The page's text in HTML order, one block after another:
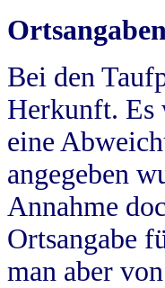
Bei den
Herkunft. Es
eine
angegeben
Annahme
Ortsangabe
man aber